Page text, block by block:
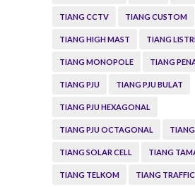
TIANG CCTV TIANG CUSTOM
TIANG HIGH MAST TIANG
TIANG MONOPOLE TIANG
TIANG PJU TIANG PJU BULAT
TIANG PJU HEXAGONAL
TIANG PJU OCTAGONAL TIANG
TIANG SOLAR CELL TIANG
TIANG TELKOM TIANG